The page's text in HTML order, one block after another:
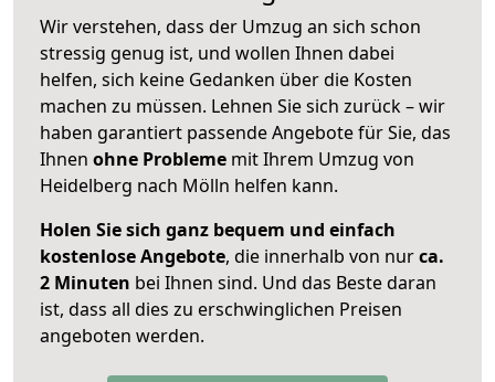
Wir verstehen, dass der Umzug an sich schon
stressig genug ist, und wollen Ihnen dabei
helfen, sich keine Gedanken über die Kosten
machen zu müssen. Lehnen Sie sich zurück – wir
haben garantiert passende Angebote für Sie, das
Ihnen ohne Probleme mit Ihrem Umzug von
Heidelberg nach Mölln helfen kann.
Holen Sie sich ganz bequem und einfach
kostenlose Angebote, die innerhalb von nurca.
2 Minuten bei Ihnen sind. Und das Beste daran
ist, dass all dies zu erschwinglichen Preisen
angeboten werden.